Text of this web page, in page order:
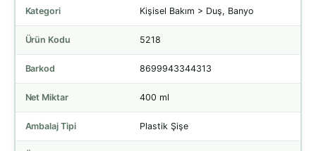
Kategori Kişisel Bakım > Duş, Banyo
Ürün Kodu 5218
Barkod 8699943344313
Net Miktar 400 ml
Ambalaj Tipi Plastik Şişe